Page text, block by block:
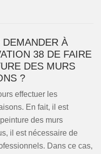
DEMANDER À
38 DE FAIRE
DES MURS
?
effectuer les
En fait, il est
des murs
il est nécessaire de
Dans ce cas,